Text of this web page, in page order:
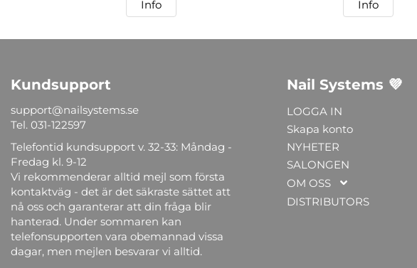
Info Info
Kundsupport
support@nailsystems.se
Tel. 031-122597
Telefontid kundsupport v. 32-33: Måndag -
Fredag kl. 9-12
Vi rekommenderar alltid mejl som första
kontaktväg - det är det säkraste sättet att
nå oss och garanterar att din fråga blir
hanterad. Under sommaren kan
telefonsupporten vara obemannad vissa
dagar, men mejlen besvarar vi alltid.
Nail Systems 💜
LOGGA IN
Skapa konto
NYHETER
SALONGEN
OM OSS
DISTRIBUTORS